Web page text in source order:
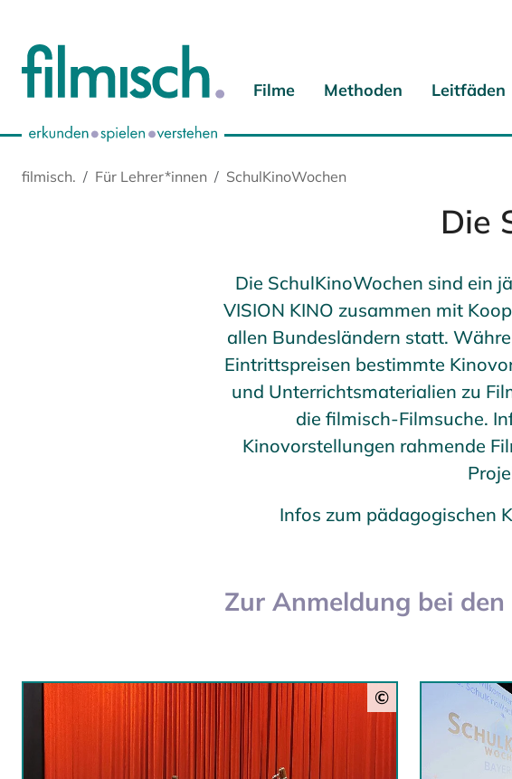
Filme Methoden Leitfäden
filmisch. Für Lehrer*innen SchulKinoWochen
Die
Die SchulKinoWochen sind ein
VISION KINO zusammen mit
allen Bundesländern statt.
Eintrittspreisen bestimmte
und Unterrichtsmaterialien zu
die filmisch-Filmsuche.
Kinovorstellungen rahmende
Infos zum pädagogischen
Zur Anmeldung bei
©